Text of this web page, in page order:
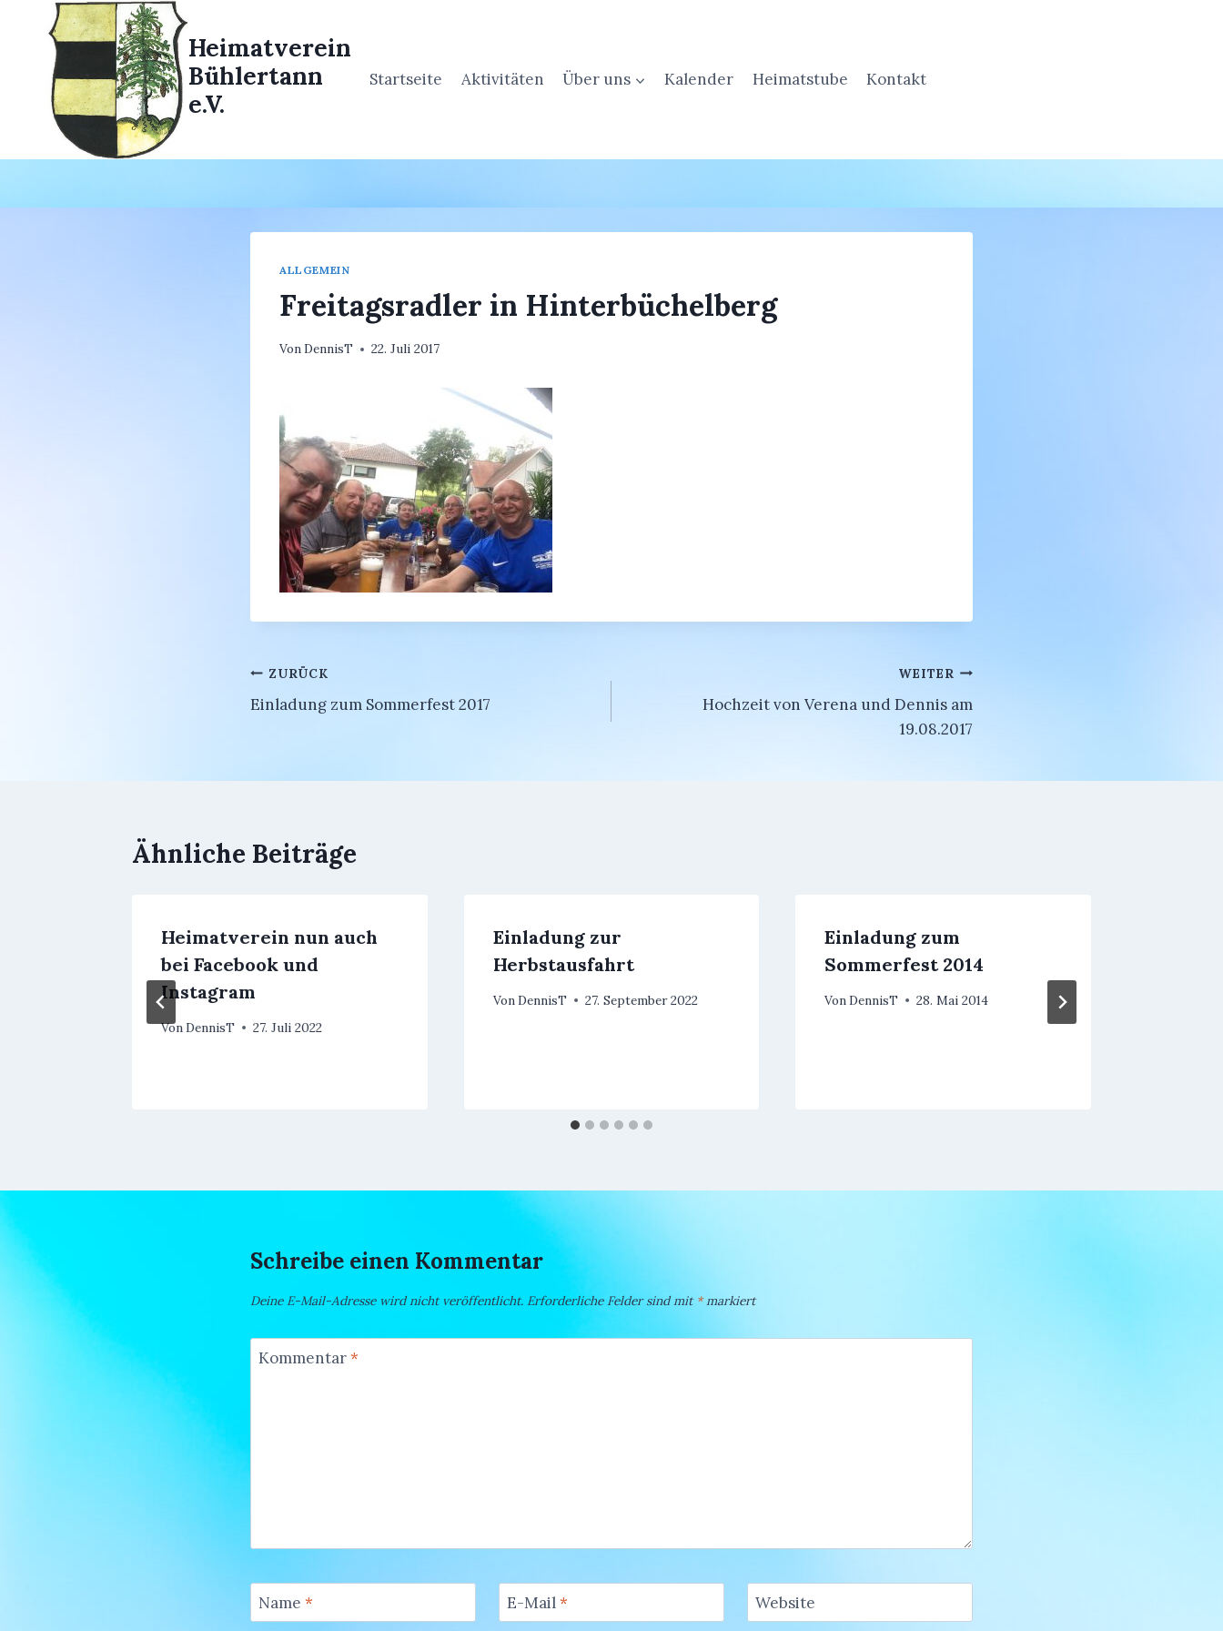
springen
Heimatverein
Bühlertann
e.V.
Startseite Aktivitäten Über uns Kalender Heimatstube Kontakt
ALLGEMEIN
Freitagsradler in Hinterbüchelberg
VonDennisT 22. Juli 2017
Beitragsnavigation
ZURÜCK
Einladung zum Sommerfest 2017
WEITER
Hochzeit von Verena und Dennis am
19.08.2017
Ähnliche Beiträge
Heimatverein nun auch
bei Facebook und
Instagram
VonDennisT 27. Juli 2022
Einladung zur
Herbstausfahrt
VonDennisT 27. September 2022
Einladung zum
Sommerfest 2014
VonDennisT 28. Mai 2014
Schreibe einen Kommentar
Deine E-Mail-Adresse wird nicht veröffentlicht. Erforderliche Felder sind mit *markiert
Kommentar*
Name * E-Mail* Website